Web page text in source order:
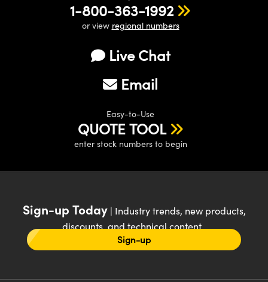
1-800-363-1992
or view regional numbers
Live Chat
Email
Easy-to-Use
QUOTE TOOL
enter stock numbers to begin
Sign-up Today| Industry trends, new products,
discounts, and technical content
Sign-up